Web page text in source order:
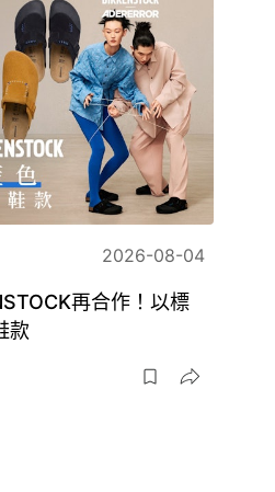
2026-08-04
再合作！以標
款